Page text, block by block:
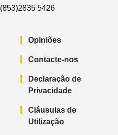
(853)2835 5426
Opiniões
Contacte-nos
Declaração de
Privacidade
Cláusulas de
Utilização